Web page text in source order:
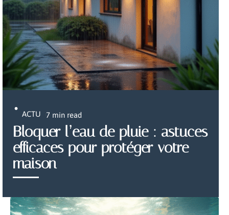
ACTU 7 min read
Bloquer l’eau de pluie : astuces
efficaces pour protéger votre
maison